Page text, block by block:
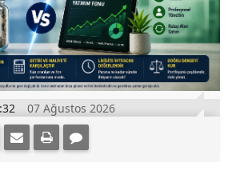
07 Ağustos 2026